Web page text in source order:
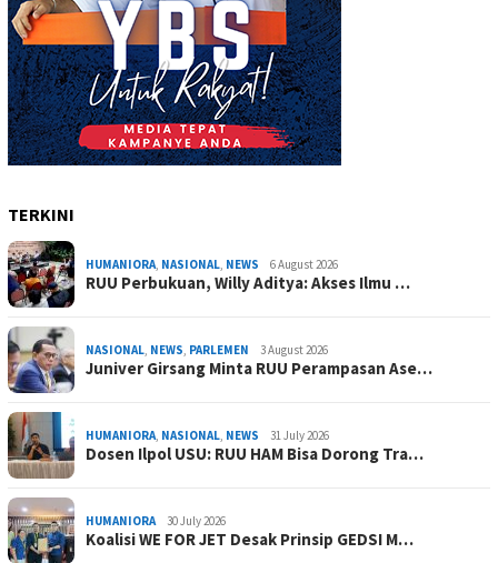
TERKINI
HUMANIORA NASIONAL NEWS 6 August 2026
RUU Perbukuan, Willy Aditya: Akses Ilmu …
NASIONAL NEWS PARLEMEN 3 August 2026
Juniver Girsang Minta RUU Perampasan Ase…
HUMANIORA NASIONAL NEWS 31 July 2026
Dosen Ilpol USU: RUU HAM Bisa Dorong Tra…
HUMANIORA 30 July 2026
Koalisi WE FOR JET Desak Prinsip GEDSI M…